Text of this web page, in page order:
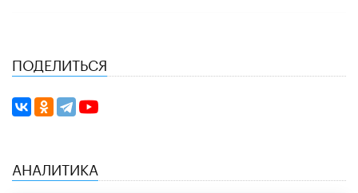
ПОДЕЛИТЬСЯ
АНАЛИТИКА